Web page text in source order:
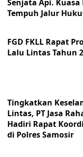
Senjata Api.
Tempuh Jalur
FGD FKLL Rapat
Lalu Lintas Tahun
Tingkatkan
Lintas, PT Jasa
Hadiri Rapat
di Polres Samosir